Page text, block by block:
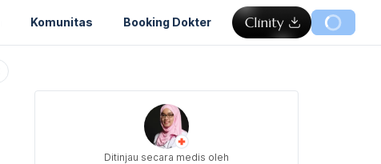
Komunitas Booking Dokter
Ditinjau secara medis oleh